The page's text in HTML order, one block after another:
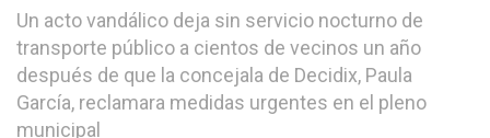
Un acto vandálico deja sin servicio nocturno de
transporte público a cientos de vecinos un año
después de que la concejala de Decidix, Paula
García, reclamara medidas urgentes en el pleno
municipal